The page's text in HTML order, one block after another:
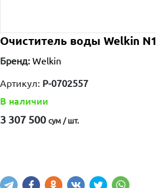
Очиститель воды Welkin N1
Бренд: Welkin
Артикул: P-0702557
В наличии
3 307 500 сум / шт.